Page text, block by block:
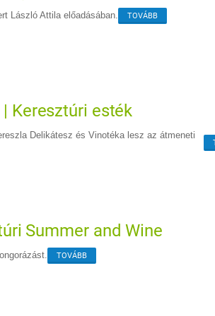
László Attila előadásában. TOVÁBB
| Keresztúri esték
Delikátesz és Vinotéka lesz az átmeneti
Summer and Wine
TOVÁBB